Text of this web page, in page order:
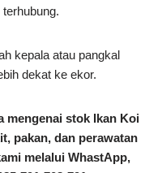
terhubung.
kepala atau pangkal
dekat ke ekor.
mengenai stok Ikan Koi
pakan, dan perawatan
melalui WhastApp,